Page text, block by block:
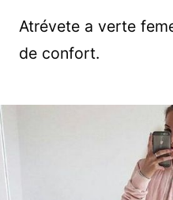
Atrévete a verte
de confort.